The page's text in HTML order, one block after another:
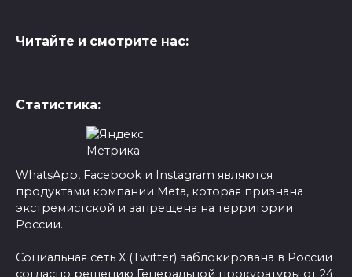
Читайте и смотрите нас:
Статистика:
WhatsApp, Facebook и Instagram являются
продуктами компании Meta, которая признана
экстремистской и запрещена на территории
России.
Социальная сеть X (Twitter) заблокирована в России
согласно решению Генеральной прокуратуры от 24